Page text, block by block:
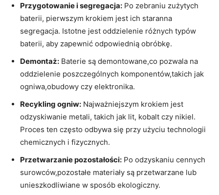
Przygotowanie i segregacja: Po zebraniu zużytych
baterii, pierwszym krokiem jest ich staranna
segregacja. Istotne jest oddzielenie ⁤różnych typów
baterii, aby zapewnić odpowiednią obróbkę.
Demontaż: Baterie są demontowane,co pozwala na
oddzielenie poszczególnych komponentów,takich jak
ogniwa,obudowy czy elektronika.
Recykling⁤ ogniw: Najważniejszym krokiem‍ jest
odzyskiwanie metali, takich jak ⁢lit, kobalt⁤ czy nikiel.​
Proces ten często odbywa się ⁤przy użyciu technologii
chemicznych i fizycznych.
Przetwarzanie⁣ pozostałości: Po odzyskaniu cennych
surowców,pozostałe materiały są przetwarzane lub
⁢unieszkodliwiane w sposób‍ ekologiczny.